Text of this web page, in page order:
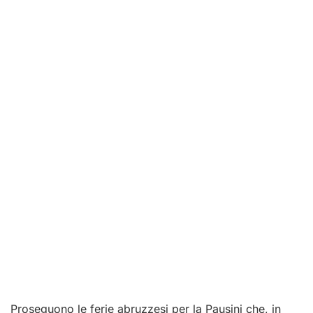
Proseguono le ferie abruzzesi per la Pausini che, in